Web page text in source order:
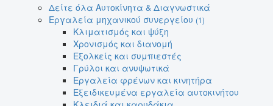
Δείτε όλα Αυτοκίνητα & Διαγνωστικά
Εργαλεία μηχανικού συνεργείου (1)
Κλιματισμός και ψύξη
Χρονισμός και διανομή
Εξολκείς και συμπιεστές
Γρύλοι και ανυψωτικά
Εργαλεία φρένων και κινητήρα
Εξειδικευμένα εργαλεία αυτοκινήτου